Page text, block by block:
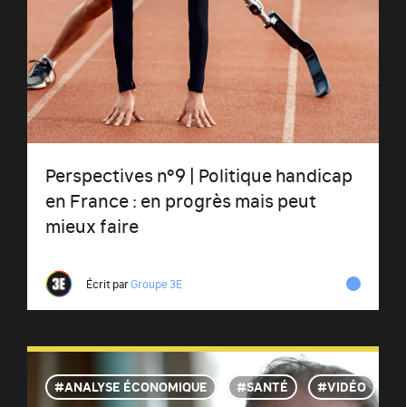
Perspectives n°9 | Politique handicap
en France : en progrès mais peut
mieux faire
Écrit parGroupe 3E
ANALYSE ÉCONOMIQUE SANTÉ VIDÉO